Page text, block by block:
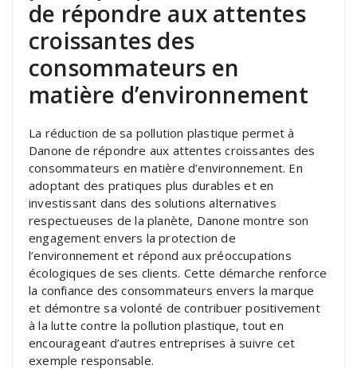
de répondre aux attentes
croissantes des
consommateurs en
matière d’environnement
La réduction de sa pollution plastique permet à
Danone de répondre aux attentes croissantes des
consommateurs en matière d’environnement. En
adoptant des pratiques plus durables et en
investissant dans des solutions alternatives
respectueuses de la planète, Danone montre son
engagement envers la protection de
l’environnement et répond aux préoccupations
écologiques de ses clients. Cette démarche renforce
la confiance des consommateurs envers la marque
et démontre sa volonté de contribuer positivement
à la lutte contre la pollution plastique, tout en
encourageant d’autres entreprises à suivre cet
exemple responsable.